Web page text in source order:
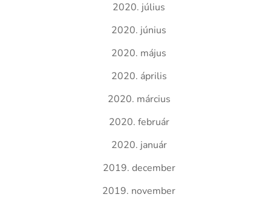
2020. július
2020. június
2020. május
2020. április
2020. március
2020. február
2020. január
2019. december
2019. november